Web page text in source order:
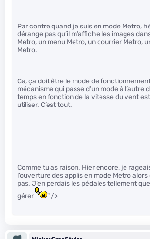
Par contre quand je suis en mode Metro,
dérange pas qu’il m’affiche les images
Metro, un menu Metro, un courrier Metro,
Metro.
Ca, ça doit être le mode de
mécanisme qui passe d’un mode à l’autre
temps en fonction de la vitesse du vent
utiliser. C’est tout.
Comme tu as raison. Hier encore, je
l’ouverture des applis en mode Metro alors
pas. J’en perdais les pédales tellement
gérer
" />